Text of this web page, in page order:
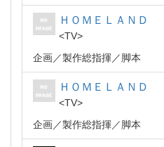
ＨＯＭＥＬＡＮＤ
TV
企画
製作総指揮 脚本
ＨＯＭＥＬＡＮＤ
TV
企画
製作総指揮 脚本